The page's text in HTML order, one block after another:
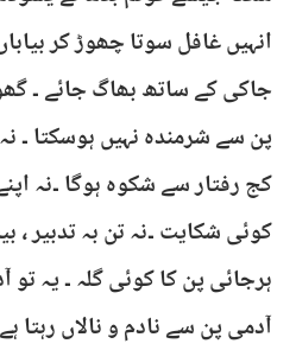
انہیں غافل سوتا چھوڑ کر
جاکی کے ساتھ بھاگ جائے ۔
پن سے شرمندہ نہیں ہوسکتا
کج رفتار سے شکوہ ہوگا ۔نہ
کوئی شکایت ۔نہ تن بہ تدبیر ،
ہرجائی پن کا کوئی گلہ ۔ یہ
آدمی پن سے نادم و نالاں رہتا